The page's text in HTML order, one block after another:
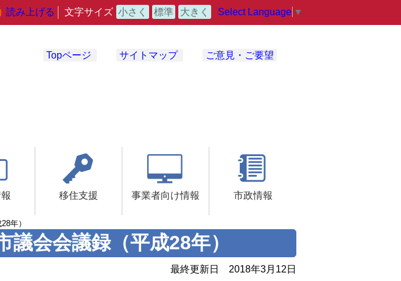
読み上げる 文字サイズ 小さく 標準 大きく Select Language ▼
Topページ サイトマップ ご意見・ご要望
移住支援 事業者向け情報 市政情報
年）
議会会議録（平成28年）
最終更新日 2018年3月12日